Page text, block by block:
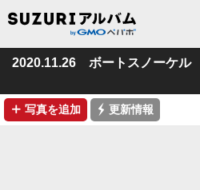
2020.11.26 ボートスノーケル
➕ 写真を追加 ⚡ 更新情報